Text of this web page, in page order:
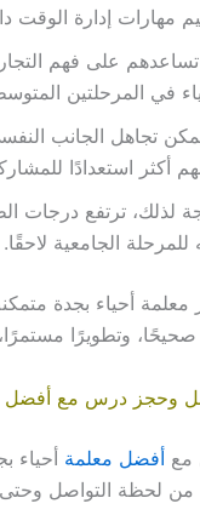
مهارات إدارة الوقت
على فهم
في المرحلتين
تجاهل الجانب
أكثر استعدادًا
لذلك، ترتفع درجات
للمرحلة الجامعية لاحقًا.
معلمة أحياء بجدة
وتطويرًا
وحجز درس مع أفضل
مع أفضل معلمة أحياء
لحظة التواصل وحتى